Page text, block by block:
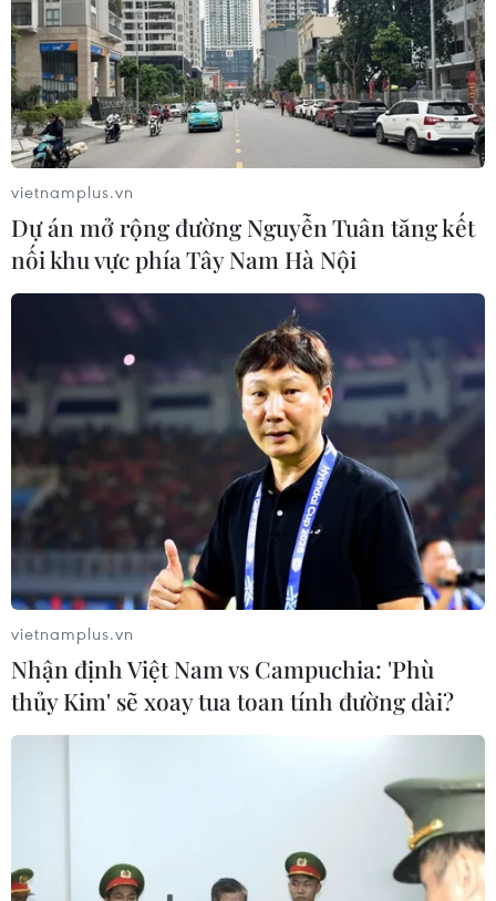
vietnamplus.vn
Dự án mở rộng đường Nguyễn Tuân tăng kết
nối khu vực phía Tây Nam Hà Nội
vietnamplus.vn
Nhận định Việt Nam vs Campuchia: 'Phù
thủy Kim' sẽ xoay tua toan tính đường dài?